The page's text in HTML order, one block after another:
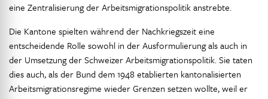
eine Zentralisierung der Arbeitsmigrationspolitik anstrebte.
Die Kantone spielten während der Nachkriegszeit eine
entscheidende Rolle sowohl in der Ausformulierung als auch in
der Umsetzung der Schweizer Arbeitsmigrationspolitik. Sie taten
dies auch, als der Bund dem 1948 etablierten kantonalisierten
Arbeitsmigrationsregime wieder Grenzen setzen wollte, weil er